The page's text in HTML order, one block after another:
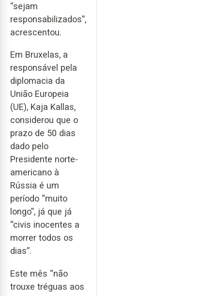
“sejam
responsabilizados”,
acrescentou.
Em Bruxelas, a
responsável pela
diplomacia da
União Europeia
(UE), Kaja Kallas,
considerou que o
prazo de 50 dias
dado pelo
Presidente norte-
americano à
Rússia é um
período “muito
longo”, já que já
“civis inocentes a
morrer todos os
dias”.
Este mês “não
trouxe tréguas aos